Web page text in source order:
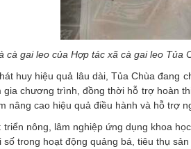
cà gai leo của Hợp tác xã cà gai leo
huy hiệu quả lâu dài, Tủa Chùa đang
chương trình, đồng thời hỗ trợ hoàn
nâng cao hiệu quả điều hành và hỗ trợ
nông, lâm nghiệp ứng dụng khoa
số trong hoạt động quảng bá, tiêu thụ